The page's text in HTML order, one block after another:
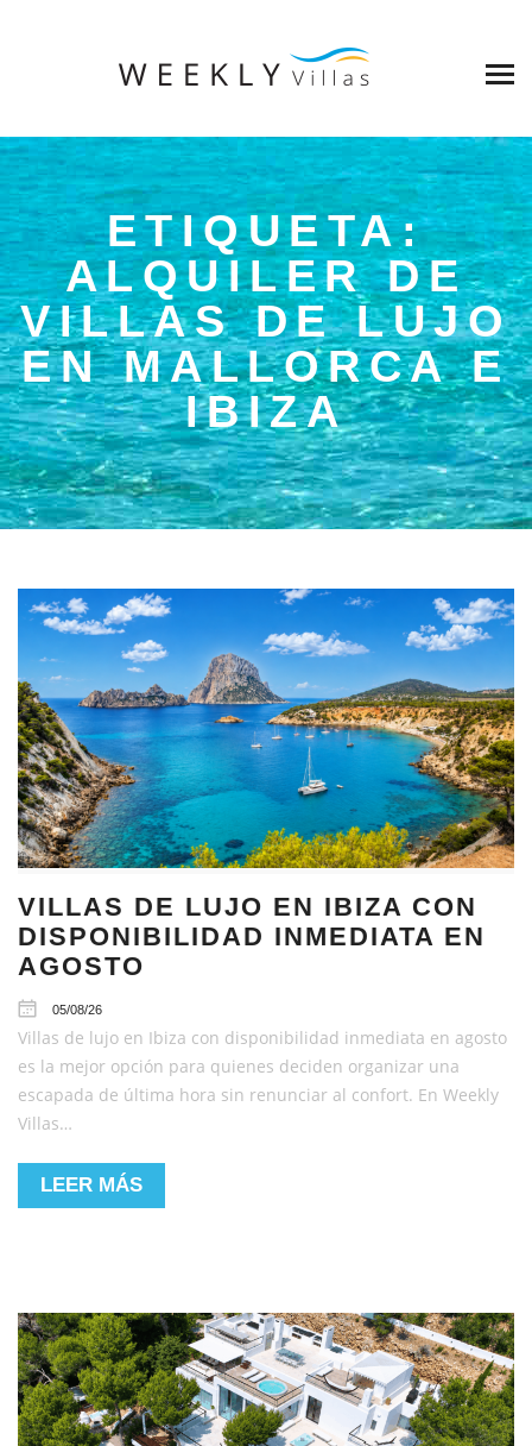
ETIQUETA:
ALQUILER DE
VILLAS DE LUJO
EN MALLORCA E
IBIZA
VILLAS DE LUJO EN IBIZA CON
DISPONIBILIDAD INMEDIATA EN
AGOSTO
05/08/26
Villas de lujo en Ibiza con disponibilidad inmediata en agosto
es la mejor opción para quienes deciden organizar una
escapada de última hora sin renunciar al confort. En Weekly
Villas…
LEER MÁS